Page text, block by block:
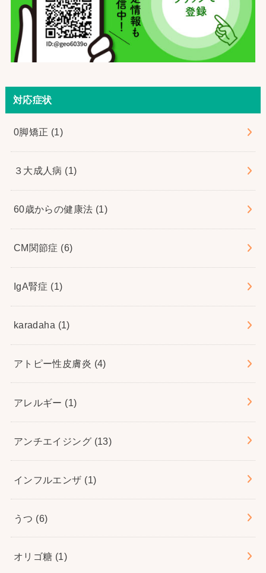
対応症状
0脚矯正 (1)
３大成人病 (1)
60歳からの健康法 (1)
CM関節症 (6)
IgA腎症 (1)
karadaha (1)
アトピー性皮膚炎 (4)
アレルギー (1)
アンチエイジング (13)
インフルエンザ (1)
うつ (6)
オリゴ糖 (1)